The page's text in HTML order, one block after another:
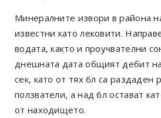
Минералните извори в района
известни като лековити.
водата, както и проучвателни
днешната дата общият дебит
сек, като от тях 6л са раздаден
ползватели, а над 6л остават
от находището.